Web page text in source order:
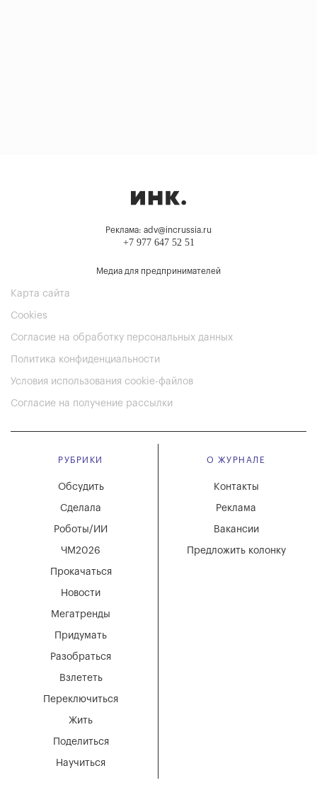
Реклама: adv@incrussia.ru
+7 977 647 52 51
Медиа для предпринимателей
Карта сайта
Cookies
Согласие на обработку персональных данных
Политика конфиденциальности
Условия использования cookie-файлов
Согласие на получение рассылки
РУБРИКИ
Мегатренды
Придумать
Разобраться
Взлететь
Новости
Переключиться
Жить
Поделиться
Научиться
Обсудить
Сделала
Роботы/ИИ
ЧМ2026
Прокачаться
О ЖУРНАЛЕ
Вакансии
Реклама
Контакты
Предложить колонку